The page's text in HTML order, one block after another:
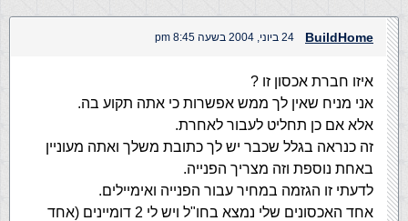
BuildHome 24 ביוני, 2004 בשעה 8:45 pm
איזו חברת אכסון זו ?
אני מניח שאין לך ממש אפשרות כי אתה תקוע בה.
אלא אם כן תחליט לעבור לאחרת.
זה כנראה בגלל שכבר יש לך כתובת משלך ואתה מעוניין
באחת נוספת וזה מצריך הפנייה.
לדעתי זו הגזמה במחיר עבור הפנייה ואימיילים.
אחד האכסונים שלי נמצא בחו"ל ויש לי 2 דומיינים (אחד